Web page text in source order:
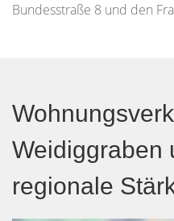
Bundesstraße 8 und den
Weidiggraben
regionale